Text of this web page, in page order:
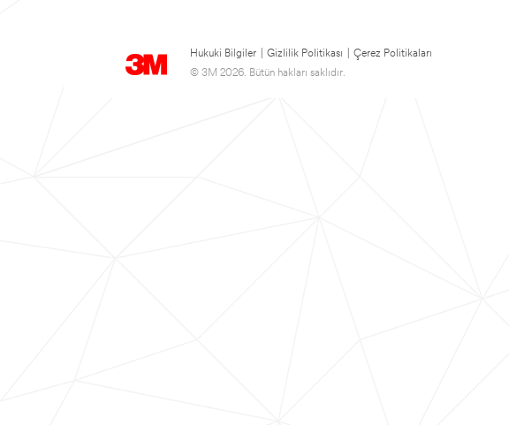
Hukuki Bilgiler Gizlilik Politikası
Çerez Politikaları
© 3M 2026. Bütün hakları saklıdır.